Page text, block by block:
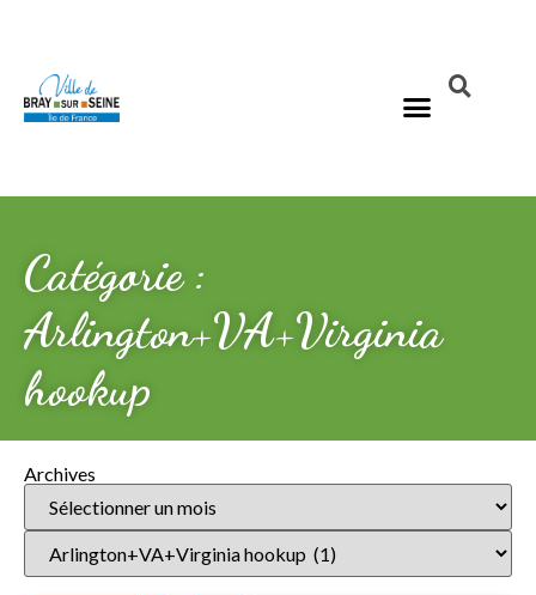
Catégorie :
Arlington+VA+Virginia
hookup
Archives